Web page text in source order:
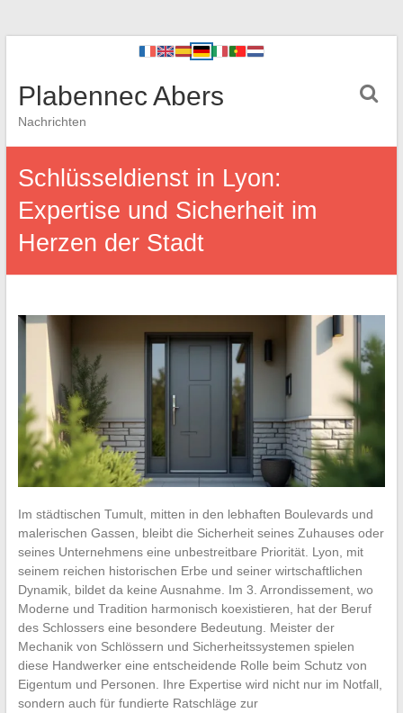
Plabennec Abers
Nachrichten
Schlüsseldienst in Lyon:
Expertise und Sicherheit im
Herzen der Stadt
Im städtischen Tumult, mitten in den lebhaften Boulevards und
malerischen Gassen, bleibt die Sicherheit seines Zuhauses oder
seines Unternehmens eine unbestreitbare Priorität. Lyon, mit
seinem reichen historischen Erbe und seiner wirtschaftlichen
Dynamik, bildet da keine Ausnahme. Im 3. Arrondissement, wo
Moderne und Tradition harmonisch koexistieren, hat der Beruf
des Schlossers eine besondere Bedeutung. Meister der
Mechanik von Schlössern und Sicherheitssystemen spielen
diese Handwerker eine entscheidende Rolle beim Schutz von
Eigentum und Personen. Ihre Expertise wird nicht nur im Notfall,
sondern auch für fundierte Ratschläge zur